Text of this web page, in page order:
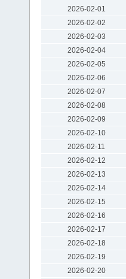
2026-02-01
2026-02-02
2026-02-03
2026-02-04
2026-02-05
2026-02-06
2026-02-07
2026-02-08
2026-02-09
2026-02-10
2026-02-11
2026-02-12
2026-02-13
2026-02-14
2026-02-15
2026-02-16
2026-02-17
2026-02-18
2026-02-19
2026-02-20